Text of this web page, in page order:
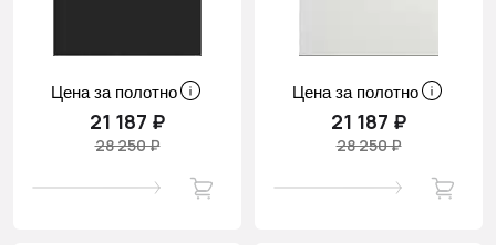
Цена за полотно
21 187 ₽
28 250 ₽
Цена за полотно
21 187 ₽
28 250 ₽